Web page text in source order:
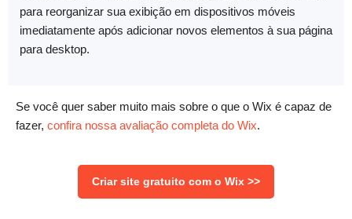
para reorganizar sua exibição em dispositivos móveis
imediatamente após adicionar novos elementos à sua página
para desktop.
Se você quer saber muito mais sobre o que o Wix é capaz de
fazer, confira nossa avaliação completa do Wix.
Criar site gratuito com o Wix >>